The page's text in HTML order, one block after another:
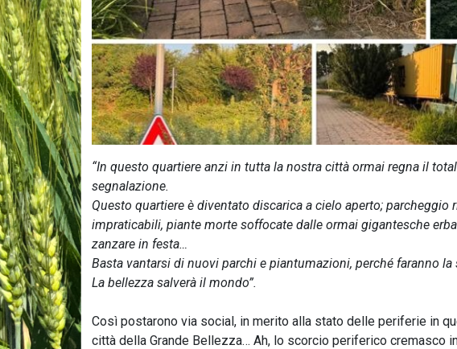
“In questo quartiere anzi in tutta la nostra città ormai regna il
segnalazione.
Questo quartiere è diventato discarica a cielo aperto;
impraticabili, piante morte soffocate dalle ormai gigantesche
zanzare in festa…
Basta vantarsi di nuovi parchi e piantumazioni, perché faranno la
La bellezza salverà il mondo”.
Così postarono via social, in merito alla stato delle periferie in
città della Grande Bellezza… Ah, lo scorcio periferico cremasco